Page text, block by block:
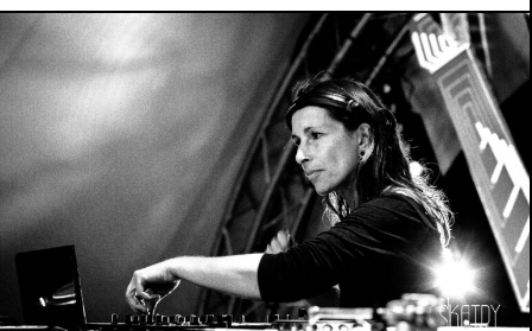
LA SUITE
Vendredi 03 juillet